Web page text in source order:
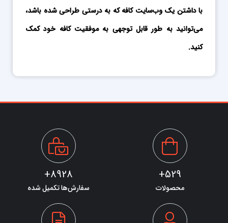
با داشتن یک وب‌سایت کافه که به درستی طراحی شده باشد،
می‌توانید به طور قابل توجهی به موفقیت کافه خود کمک
کنید.
529+
محصولات
8928+
سفارش‌ها تکمیل شده